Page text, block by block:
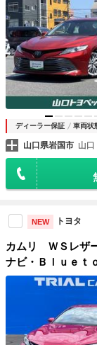
ディーラー保証 車両状
山口県岩国市 山
NEW トヨタ
カムリ ＷＳレザ
ナビ・Ｂｌｕｅｔ
ヨタセーフティー
ター・クルーズ